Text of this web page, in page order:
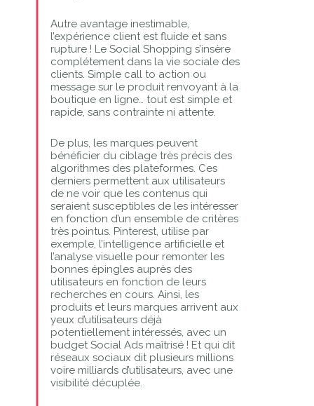
Autre avantage inestimable,
l’expérience client est fluide et sans
rupture ! Le Social Shopping s’insère
complétement dans la vie sociale des
clients. Simple call to action ou
message sur le produit renvoyant à la
boutique en ligne… tout est simple et
rapide, sans contrainte ni attente.
De plus, les marques peuvent
bénéficier du ciblage très précis des
algorithmes des plateformes. Ces
derniers permettent aux utilisateurs
de ne voir que les contenus qui
seraient susceptibles de les intéresser
en fonction d’un ensemble de critères
très pointus. Pinterest, utilise par
exemple, l’intelligence artificielle et
l’analyse visuelle pour remonter les
bonnes épingles auprès des
utilisateurs en fonction de leurs
recherches en cours. Ainsi, les
produits et leurs marques arrivent aux
yeux d’utilisateurs déjà
potentiellement intéressés, avec un
budget Social Ads maîtrisé ! Et qui dit
réseaux sociaux dit plusieurs millions
voire milliards d’utilisateurs, avec une
visibilité décuplée.